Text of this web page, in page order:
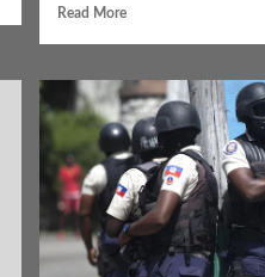
Read More